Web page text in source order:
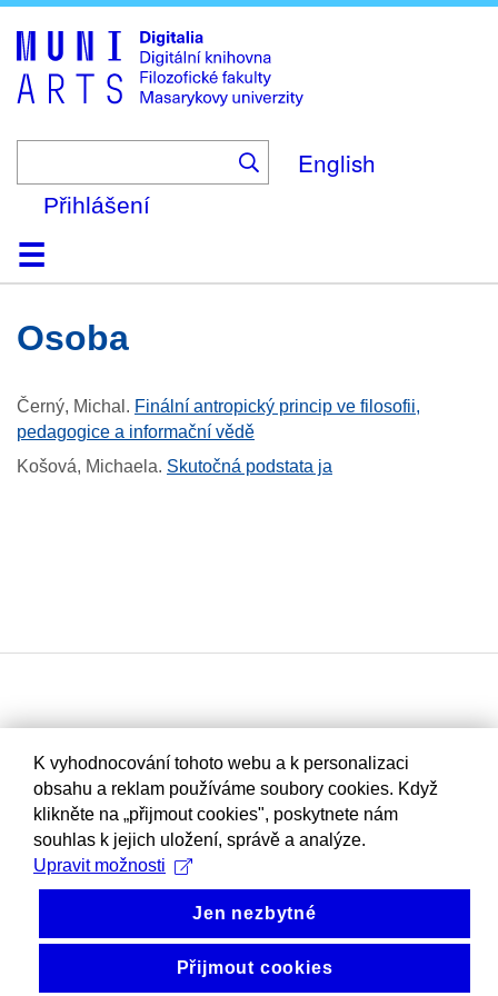
to
main
content
English
Přihlášení
DomůKolekce
Prohlížení
Vyhledávání
O platformě
Nápověda
KontaktDigitalia
osoba
Černý, Michal . Finální antropický princip ve filosofii,
pedagogice a informační vědě
Košová, Michaela. Skutočná podstata ja
K vyhodnocování tohoto webu a k personalizaci
obsahu a reklam používáme soubory cookies. Když
klikněte na „přijmout cookies", poskytnete nám
souhlas k jejich uložení, správě a analýze.
Upravit možnosti
Jen nezbytné
Přijmout cookies